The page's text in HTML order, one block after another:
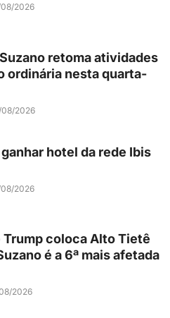
2026
retoma atividades
ordinária nesta quarta-
2026
hotel da rede Ibis
2026
Trump coloca Alto Tietê
é a 6ª mais afetada
2026